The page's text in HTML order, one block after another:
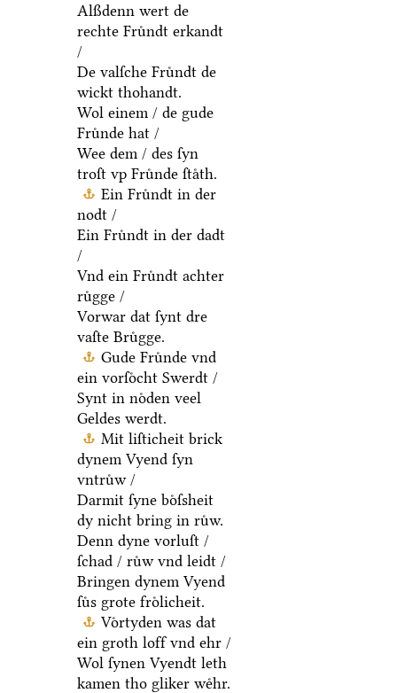
Alßdenn wert de
rechte Fruͤndt erkandt
/
De valſche Fruͤndt de
wickt thohandt.
Wol einem / de gude
Fruͤnde hat /
Wee dem / des ſyn
troſt vp Fruͤnde ſtaͤth.
Ein Fruͤndt in der
nodt /
Ein Fruͤndt in der dadt
/
Vnd ein Fruͤndt achter
ruͤgge /
Vorwar dat ſynt dre
vaſte Bruͤgge.
Gude Fruͤnde vnd
ein vorſoͤcht Swerdt /
Synt in noͤden veel
Geldes werdt.
Mit liſticheit brick
dynem Vyend ſyn
vntruͤw /
Darmit ſyne boͤſsheit
dy nicht bring in ruͤw.
Denn dyne vorluſt /
ſchad / ruͤw vnd leidt /
Bringen dynem Vyend
ſuͤs grote froͤlicheit.
Voͤrtyden was dat
ein groth loff vnd ehr /
Wol ſynen Vyendt leth
kamen tho gliker weͤhr.